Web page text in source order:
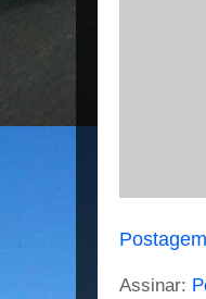
Assinar: